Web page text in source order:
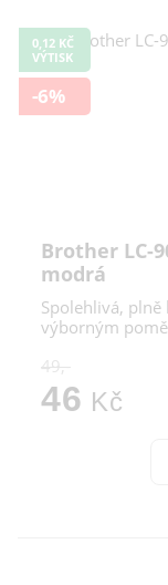
0,12 KČ
VÝTISK
-6%
Brother LC-
modrá
Spolehlivá,
výborným
49,-
46 Kč